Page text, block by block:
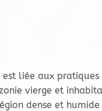
est liée aux
vierge et
dense et